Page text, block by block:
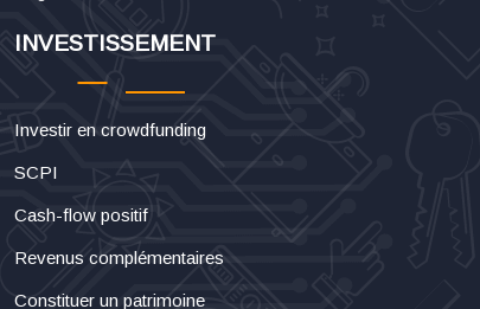
INVESTISSEMENT
Investir en crowdfunding
SCPI
Cash-flow positif
Revenus complémentaires
Constituer un patrimoine